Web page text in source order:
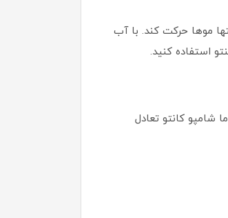
موها حرکت کند. با آب
استفاده کنید.
شامپو کانتو تعادل